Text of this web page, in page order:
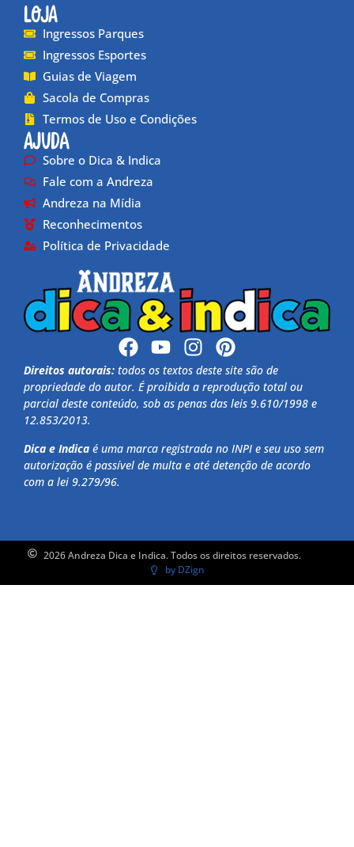
Loja
Ingressos Parques
Ingressos Esportes
Guias de Viagem
Sacola de Compras
Termos de Uso e Condições
Ajuda
Sobre o Dica & Indica
Fale com a Andreza
Andreza na Mídia
Reconhecimentos
Política de Privacidade
Direitos autorais: todos os textos deste site são de
propriedade do autor. É proibida a reprodução total ou
parcial deste conteúdo, sob as penas das leis 9.610/1998 e
12.853/2013.
Dica e Indica é uma marca registrada no INPI e seu uso sem
autorização é passível de multa e até detenção de acordo
com a lei 9.279/96.
2026 Andreza Dica e Indica. Todos os direitos reservados.
by DZign